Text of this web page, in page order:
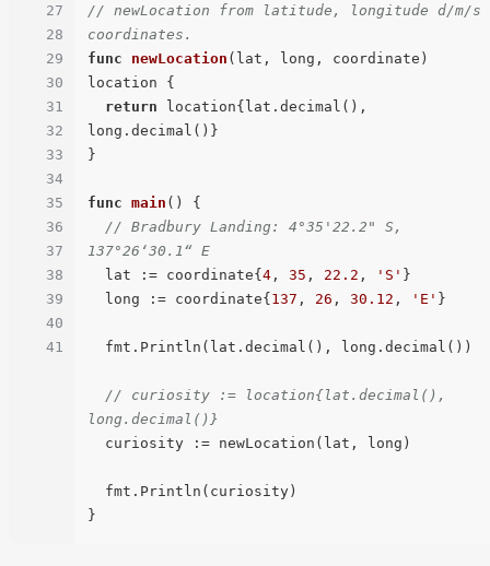
27
28
29
30
31
32
33
34
35
36
37
38
39
40
41
// newLocation from latitude, longitude d/m/s
coordinates.
func
newLocation (lat, long, coordinate)
location {
return location{lat.decimal(),
long.decimal()}
}
func main ()
{
// Bradbury Landing: 4°35'22.2" S,
137°26‘30.1“ E
  lat := coordinate{
4 , 35 , 22.2 , 'S' }
  long := coordinate{
137 , 26 , 30.12 , 'E' }
// curiosity := location{lat.decimal(),
long.decimal()}